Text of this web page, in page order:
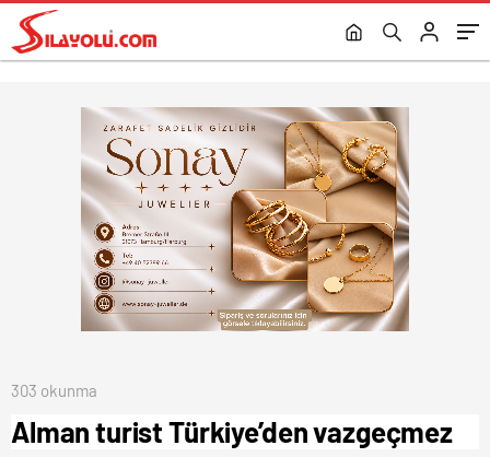
303 okunma
Alman turist Türkiye’den vazgeçmez